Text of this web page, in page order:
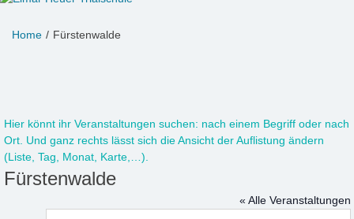
Home Fürstenwalde
Hier könnt ihr Veranstaltungen suchen: nach einem Begriff oder nach
Ort. Und ganz rechts lässt sich die Ansicht der Auflistung ändern
(Liste, Tag, Monat, Karte,…).
Fürstenwalde
« Alle Veranstaltungen